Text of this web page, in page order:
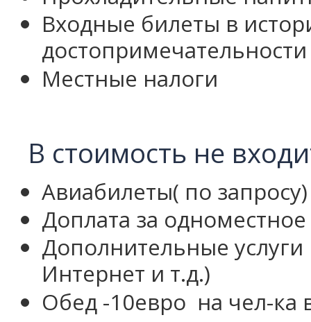
Входные билеты в
достопримечательности
Местные налоги
В стоимость не
Авиабилеты( по запросу)
Доплата за
Дополнительные
Интернет и т.д.)
Обед -10евро на чел-ка